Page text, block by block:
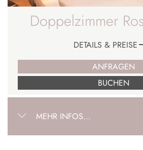
Doppelzimmer
MEHR INFOS...
DETAILS & PREISE
ANFRAGEN
BUCHEN